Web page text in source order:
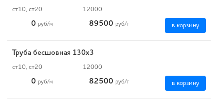
ст10, ст20 12000
0 руб/м 89500 руб/т в корзину
Труба бесшовная 130х3
ст10, ст20 12000
0 руб/м 82500 руб/т в корзину